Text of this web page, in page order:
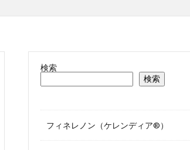
検索
検索
フィネレノン（ケレンディア®）